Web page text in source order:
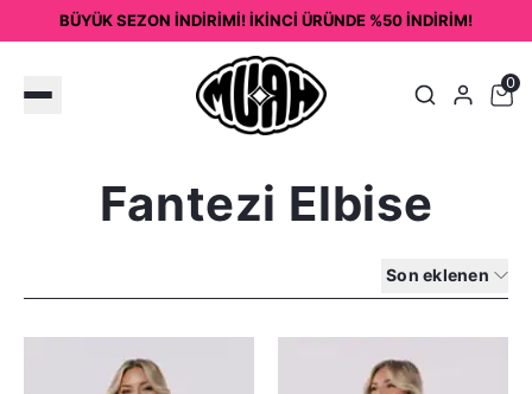
BÜYÜK SEZON İNDİRİMİ! İKİNCİ ÜRÜNDE %50 İNDİRİM!
0
Fantezi Elbise
Son eklenen